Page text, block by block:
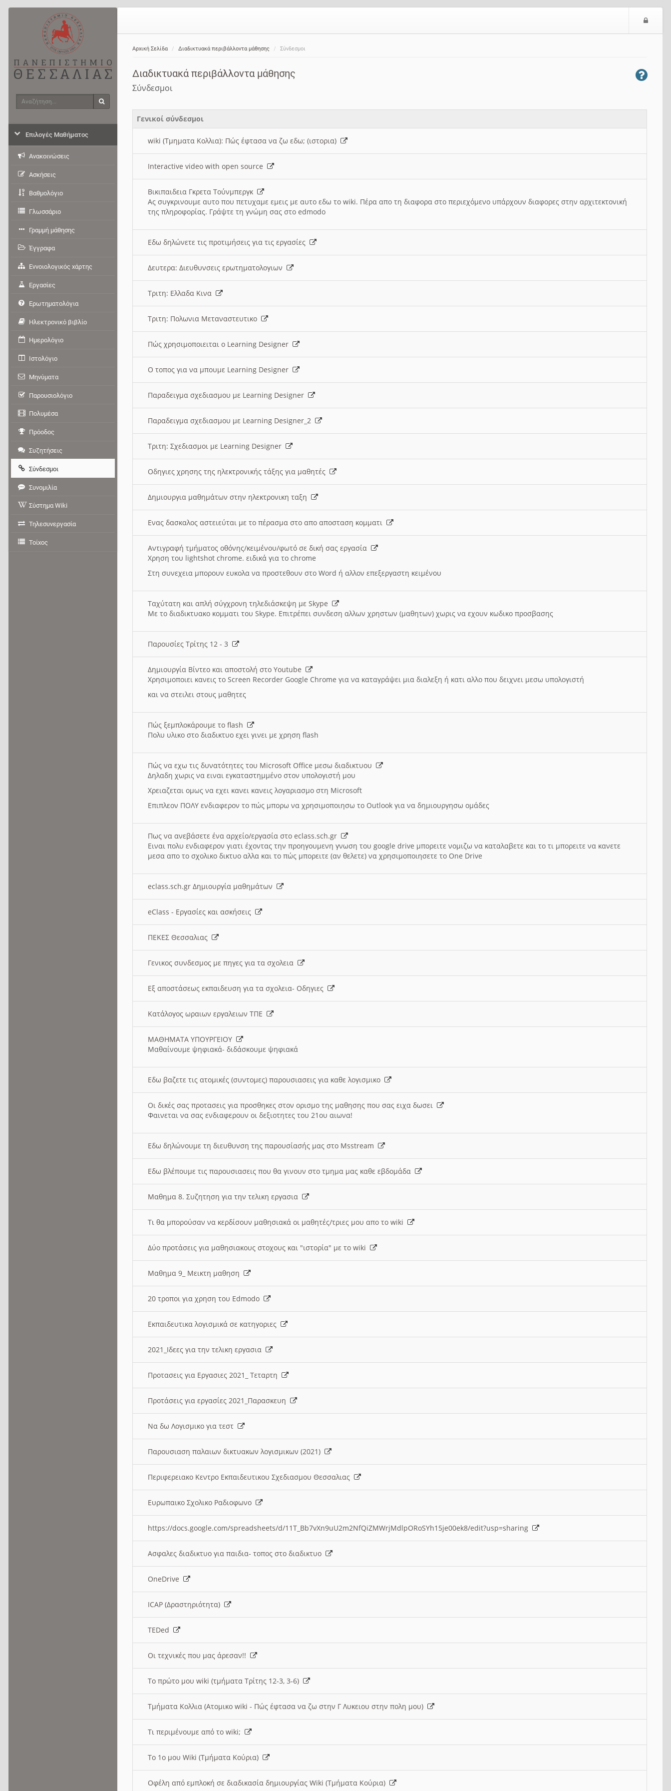
Αρχική Σελίδα Διαδικτυακά περιβάλλοντα μάθησης Σύνδεσμοι
Διαδικτυακά περιβάλλοντα μάθησης
Σύνδεσμοι
Γενικοί σύνδεσμοι
wiki (Τμηματα Κολλια): Πώς έφτασα να ζω εδω; (ιστορια)
Interactive video with open source
Βικιπαιδεια Γκρετα Τούνμπεργκ
Ας συγκρινουμε αυτο που πετυχαμε εμεις με αυτο εδω το wiki. Πέρα απο τη διαφορα στο περιεχόμενο υπάρχουν διαφορες στην αρχιτεκτονική
της πληροφορίας. Γράψτε τη γνώμη σας στο edmodo
Εδω δηλώνετε τις προτιμήσεις για τις εργασίες
Δευτερα: Διευθυνσεις ερωτηματολογιων
Τριτη: Ελλαδα Κινα
Τριτη: Πολωνια Μεταναστευτικο
Πώς χρησιμοποιειται ο Learning Designer
O τοπος για να μπουμε Learning Designer
Παραδειγμα σχεδιασμου με Learning Designer
Παραδειγμα σχεδιασμου με Learning Designer_2
Τριτη: Σχεδιασμοι με Learning Designer
Οδηγιες χρησης της ηλεκτρονικής τάξης για μαθητές
Δημιουργια μαθημάτων στην ηλεκτρονικη ταξη
Ενας δασκαλος αστειεύται με το πέρασμα στο απο αποσταση κομματι
Αντιγραφή τμήματος οθόνης/κειμένου/φωτό σε δική σας εργασία
Χρηση του lightshot chrome. ειδικά για το chrome
Στη συνεχεια μπορουν ευκολα να προστεθουν στο Word ή αλλον επεξεργαστη κειμένου
Ταχύτατη και απλή σύγχρονη τηλεδιάσκεψη με Skype
Με το διαδικτυακο κομματι του Skype. Επιτρέπει συνδεση αλλων χρηστων (μαθητων) χωρις να εχουν κωδικο προσβασης
Παρουσίες Τρίτης 12 - 3
Δημιουργία Βίντεο και αποστολή στο Youtube
Χρησιμοποιει κανεις το Screen Recorder Google Chrome για να καταγράψει μια διαλεξη ή κατι αλλο που δειχνει μεσω υπολογιστή
και να στειλει στους μαθητες
Πώς ξεμπλοκάρουμε το flash
Πολυ υλικο στο διαδικτυο εχει γινει με χρηση flash
Πώς να εχω τις δυνατότητες του Microsoft Office μεσω διαδικτυου
Δηλαδη χωρις να ειναι εγκαταστημμένο στον υπολογιστή μου
Χρειαζεται ομως να εχει κανει κανεις λογαριασμο στη Microsoft
Επιπλεον ΠΟΛΥ ενδιαφερον το πώς μπορω να χρησιμοποιησω το Outlook για να δημιουργησω ομάδες
Πως να ανεβάσετε ένα αρχείο/εργασία στο eclass.sch.gr
Ειναι πολυ ενδιαφερον γιατι έχοντας την προηγουμενη γνωση του google drive μπορειτε νομιζω να καταλαβετε και το τι μπορειτε να κανετε
μεσα απο το σχολικο δικτυο αλλα και το πώς μπορειτε (αν θελετε) να χρησιμοποιησετε το One Drive
eclass.sch.gr Δημιουργία μαθημάτων
eClass - Εργασίες και ασκήσεις
ΠΕΚΕΣ Θεσσαλιας
Γενικος συνδεσμος με πηγες για τα σχολεια
Εξ αποστάσεως εκπαιδευση για τα σχολεια- Οδηγιες
Κατάλογος ωραιων εργαλειων ΤΠΕ
ΜΑΘΗΜΑΤΑ ΥΠΟΥΡΓΕΙΟΥ
Μαθαίνουμε ψηφιακά- διδάσκουμε ψηφιακά
Εδω βαζετε τις ατομικές (συντομες) παρουσιασεις για καθε λογισμικο
Οι δικές σας προτασεις για προσθηκες στον ορισμο της μαθησης που σας ειχα δωσει
Φαινεται να σας ενδιαφερουν οι δεξιοτητες του 21ου αιωνα!
Εδω δηλώνουμε τη διευθυνση της παρουσίασής μας στο Msstream
Εδω βλέπουμε τις παρουσιασεις που θα γινουν στο τμημα μας καθε εβδομάδα
Μαθημα 8. Συζητηση για την τελικη εργασια
Τι θα μπορούσαν να κερδίσουν μαθησιακά οι μαθητές/τριες μου απο το wiki
Δύο προτάσεις για μαθησιακους στοχους και "ιστορία" με το wiki
Μαθημα 9_ Μεικτη μαθηση
20 τροποι για χρηση του Edmodo
Εκπαιδευτικα λογισμικά σε κατηγοριες
2021_Ιδεες για την τελικη εργασια
Προτασεις για Εργασιες 2021_ Τεταρτη
Προτάσεις για εργασίες 2021_Παρασκευη
Να δω Λογισμικο για τεστ
Παρουσιαση παλαιων δικτυακων λογισμικων (2021)
Περιφερειακο Κεντρο Εκπαιδευτικου Σχεδιασμου Θεσσαλιας
Ευρωπαικο Σχολικο Ραδιοφωνο
https://docs.google.com/spreadsheets/d/11T_Bb7vXn9uU2m2NfQiZMWrjMdlpORoSYh15je00ek8/edit?usp=sharing
Ασφαλες διαδικτυο για παιδια- τοπος στο διαδικτυο
OneDrive
ICAP (Δραστηριότητα)
TEDed
Οι τεχνικές που μας άρεσαν!!
Το πρώτο μου wiki (τμήματα Τρίτης 12-3, 3-6)
Τμήματα Κολλια (Ατομικο wiki - Πώς έφτασα να ζω στην Γ Λυκειου στην πολη μου)
Τι περιμένουμε από το wiki;
Το 1ο μου Wiki (Τμήματα Κούρια)
Οφέλη από εμπλοκή σε διαδικασία δημιουργίας Wiki (Τμήματα Κούρια)
Αναζήτηση
Επιλογές Μαθήματος
Ανακοινώσεις
Ασκήσεις
Βαθμολόγιο
Γλωσσάριο
Γραμμή μάθησης
Έγγραφα
Εννοιολογικός χάρτης
Εργασίες
Ερωτηματολόγια
Ηλεκτρονικό βιβλίο
Ημερολόγιο
Ιστολόγιο
Μηνύματα
Παρουσιολόγιο
Πολυμέσα
Πρόοδος
Συζητήσεις
Σύνδεσμοι
Συνομιλία
Σύστημα Wiki
Τηλεσυνεργασία
Τοίχος